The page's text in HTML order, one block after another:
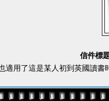
信件標
適用了這是某人初到英國讀